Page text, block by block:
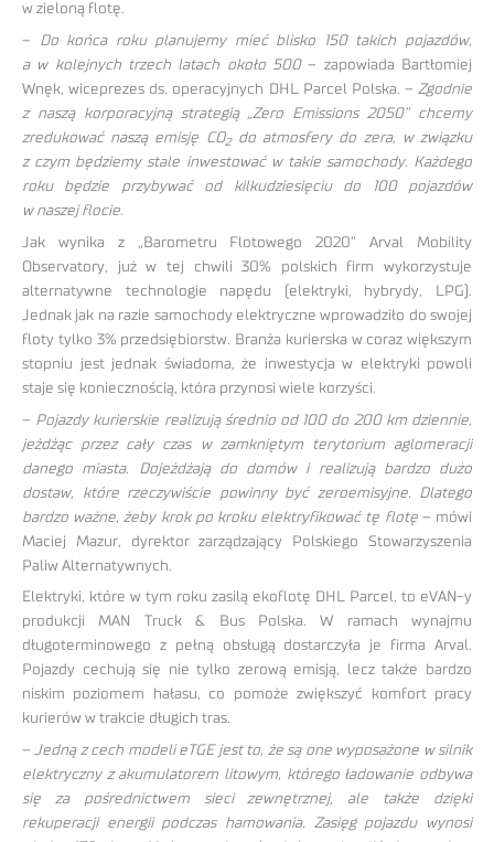
w zieloną flotę.
–
Do końca roku planujemy mieć blisko 150 takich pojazdów,
a w kolejnych trzech latach około 500– zapowiada Bartłomiej
Wnęk, wiceprezes ds. operacyjnych DHL Parcel Polska. – Zgodnie
z naszą korporacyjną strategią „Zero Emissions 2050” chcemy
zredukować naszą emisję CO2do atmosfery do zera, w związku
z czym będziemy stale inwestować w takie samochody. Każdego
roku będzie przybywać od kilkudziesięciu do 100 pojazdów
w naszej flocie.
Jak wynika z „Barometru Flotowego 2020” Arval Mobility
Observatory, już w tej chwili 30% polskich firm wykorzystuje
alternatywne technologie napędu (elektryki, hybrydy, LPG).
Jednak jak na razie samochody elektryczne wprowadziło do swojej
floty tylko 3% przedsiębiorstw. Branża kurierska w coraz większym
stopniu jest jednak świadoma, że inwestycja w elektryki powoli
staje się koniecznością, która przynosi wiele korzyści.
– Pojazdy kurierskie realizują średnio od 100 do 200 km dziennie,
jeżdżąc przez cały czas w zamkniętym terytorium aglomeracji
danego miasta. Dojeżdżają do domów i realizują bardzo dużo
dostaw, które rzeczywiście powinny być zeroemisyjne. Dlatego
bardzo ważne, żeby krok po kroku elektryfikować tę flotę– mówi
Maciej Mazur, dyrektor zarządzający Polskiego Stowarzyszenia
Paliw Alternatywnych.
Elektryki, które w tym roku zasilą ekoflotę DHL Parcel, to eVAN-y
produkcji MAN Truck & Bus Polska. W ramach wynajmu
długoterminowego z pełną obsługą dostarczyła je firma Arval.
Pojazdy cechują się nie tylko zerową emisją, lecz także bardzo
niskim poziomem hałasu, co pomoże zwiększyć komfort pracy
kurierów w trakcie długich tras.
–Jedną z cech modeli eTGE jest to, że są one wyposażone w silnik
elektryczny z akumulatorem litowym, którego ładowanie odbywa
się za pośrednictwem sieci zewnętrznej, ale także dzięki
rekuperacji energii podczas hamowania. Zasięg pojazdu wynosi